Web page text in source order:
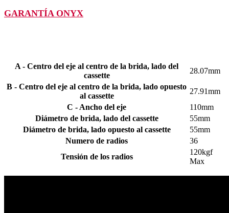
GARANTÍA ONYX
A - Centro del eje al centro de la brida, lado del
cassette
28.07mm
B - Centro del eje al centro de la brida, lado opuesto
al cassette
27.91mm
C - Ancho del eje
110mm
Diámetro de brida, lado del cassette
55mm
Diámetro de brida, lado opuesto al cassette
55mm
Numero de radios
36
Tensión de los radios
120kgf
Max